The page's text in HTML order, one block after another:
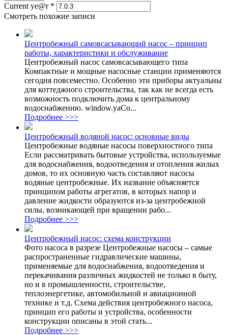
Current ye@r *
Смотреть похожие записи
Центробежный самовсасывающий насос – принцип
работы, характеристики и обслуживание
Центробежный насос самовсасывающего типа
Компактные и мощные насосные станции применяются
сегодня повсеместно. Особенно эти приборы актуальны
для коттеджного строительства, так как не всегда есть
возможность подключить дома к центральному
водоснабжению. window.yaCo...
Подробнее >>>
Центробежный водяной насос: основные виды
Центробежные водяные насосы поверхностного типа
Если рассматривать бытовые устройства, используемые
для водоснабжения, водоотведения и отопления жилых
домов, то их основную часть составляют насосы
водяные центробежные. Их название объясняется
принципом работы агрегатов, в которых напор и
давление жидкости образуются из-за центробежной
силы, возникающей при вращении рабо...
Подробнее >>>
Центробежный насос: схема конструкции
Фото насоса в разрезе Центробежные насосы – самые
распространенные гидравлические машины,
применяемые для водоснабжения, водоотведения и
перекачивания различных жидкостей не только в быту,
но и в промышленности, строительстве,
теплоэнергетике, автомобильной и авиационной
технике и т.д. Схема действия центробежного насоса,
принцип его работы и устройства, особенности
конструкции описаны в этой стать...
Подробнее >>>